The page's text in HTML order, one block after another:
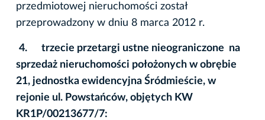
przedmiotowej nieruchomości został
przeprowadzony w dniu 8 marca 2012 r.
4. trzecie przetargi ustne nieograniczone na
sprzedaż nieruchomości położonych w obrębie
21, jednostka ewidencyjna Śródmieście, w
rejonie ul. Powstańców, objętych KW
KR1P/00213677/7: